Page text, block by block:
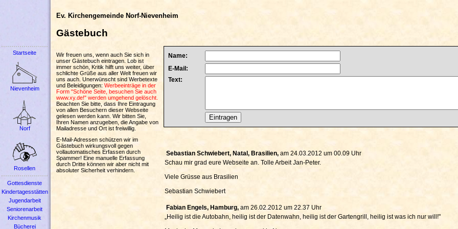
Ev. Kirchengemeinde Norf-Nievenheim
Gästebuch
Startseite
Nievenheim
Norf
Rosellen
Gottesdienste
Kindertagesstätten
Jugendarbeit
Seniorenarbeit
Kirchenmusik
Bücherei
Name:
E-Mail:
Text:
Sebastian Schwiebert, Natal, Brasilien, am 24.03.2012 um 00.09 Uhr
Schau mir grad eure Webseite an. Tolle Arbeit Jan-Peter.
Viele Grüsse aus Brasilien
Sebastian Schwiebert
Fabian Engels, Hamburg, am 26.02.2012 um 22.37 Uhr
„Heilig ist die Autobahn, heilig ist der Datenwahn, heilig ist der Gartengrill, heilig ist was ich nur will!"
Wir freuen uns, wenn auch Sie sich in
unser Gästebuch eintragen. Lob ist
immer schön, Kritik hilft uns weiter, über
schlichte Grüße aus aller Welt freuen wir
uns auch. Unerwünscht sind Werbetexte
und Beleidigungen: Werbeeinträge in der
Form "Schöne Seite, besuchen Sie auch
www.xy.de!" werden umgehend gelöscht.
Beachten Sie bitte, dass Ihre Eintragung
von allen Besuchern dieser Webseite
gelesen werden kann. Wir bitten Sie,
Ihren Namen anzugeben, die Angabe von
Mailadresse und Ort ist freiwillig.
E-Mail-Adressen schützen wir im
Gästebuch wirkungsvoll gegen
vollautomatisches Erfassen durch
Spammer! Eine manuelle Erfassung
durch Dritte können wir aber nicht mit
absoluter Sicherheit verhindern.